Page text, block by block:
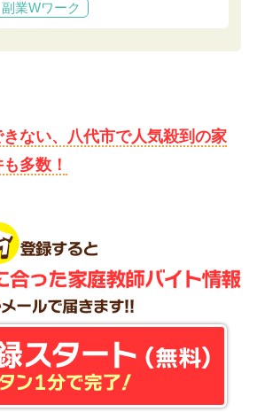
副業Wワーク
ない、八代市で人気殺到の家
多数！